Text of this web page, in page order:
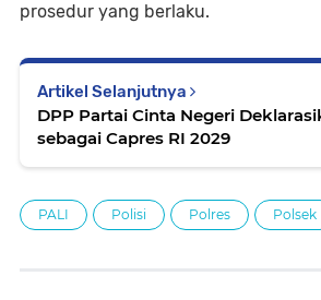
prosedur yang berlaku.
Artikel Selanjutnya
DPP Partai Cinta Negeri
sebagai Capres RI 2029
PALI Polisi Polres Polsek